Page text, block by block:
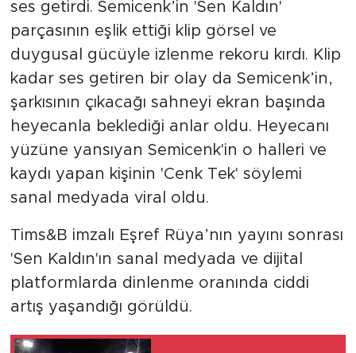
ses getirdi. Semicenk’in 'Sen Kaldın'
parçasının eşlik ettiği klip görsel ve
duygusal gücüyle izlenme rekoru kırdı. Klip
kadar ses getiren bir olay da Semicenk’in,
şarkısının çıkacağı sahneyi ekran başında
heyecanla beklediği anlar oldu. Heyecanı
yüzüne yansıyan Semicenk'in o halleri ve
kaydı yapan kişinin 'Cenk Tek' söylemi
sanal medyada viral oldu.
Tims&B imzalı Eşref Rüya’nın yayını sonrası
'Sen Kaldın'ın sanal medyada ve dijital
platformlarda dinlenme oranında ciddi
artış yaşandığı görüldü.